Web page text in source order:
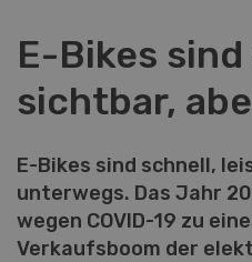
E-Bikes
sichtbar,
E-Bikes sind schnell,
unterwegs. Das Jahr
wegen COVID-19 zu
Verkaufsboom der